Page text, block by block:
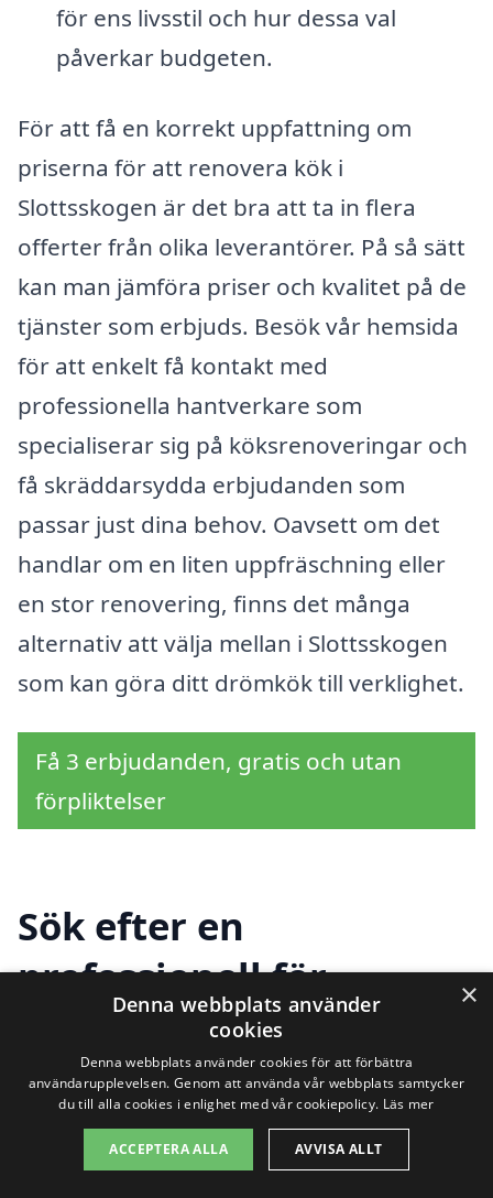
för ens livsstil och hur dessa val
påverkar budgeten.
För att få en korrekt uppfattning om
priserna för att renovera kök i
Slottsskogen är det bra att ta in flera
offerter från olika leverantörer. På så sätt
kan man jämföra priser och kvalitet på de
tjänster som erbjuds. Besök vår hemsida
för att enkelt få kontakt med
professionella hantverkare som
specialiserar sig på köksrenoveringar och
få skräddarsydda erbjudanden som
passar just dina behov. Oavsett om det
handlar om en liten uppfräschning eller
en stor renovering, finns det många
alternativ att välja mellan i Slottsskogen
som kan göra ditt drömkök till verklighet.
Få 3 erbjudanden, gratis och utan
förpliktelser
Sök efter en
professionell för
renovera kök i andra
städer nära
Slottsskogen
×
Denna webbplats använder
cookies
Denna webbplats använder cookies för att förbättra
användarupplevelsen. Genom att använda vår webbplats samtycker
du till alla cookies i enlighet med vår cookiepolicy. Läs mer
ACCEPTERA ALLA AVVISA ALLT